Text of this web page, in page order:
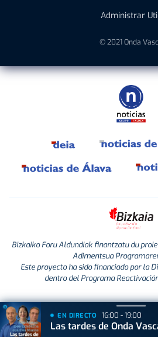
Administrar
© 2021 Onda
Bizkaiko Foru Aldundiak finantzatu du
Adimentsua
Este proyecto ha sido financiado por la
dentro del Programa
EN DIRECTO 16:00 - 19:00
Las tardes de Onda